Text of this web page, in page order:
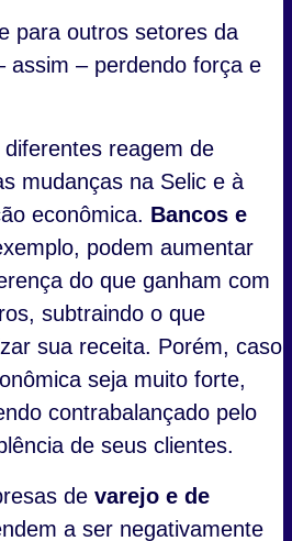
para outros setores da
assim – perdendo força e
reagem de
mudanças na Selic e à
econômica. Bancos e
podem aumentar
do que ganham com
subtraindo o que
sua receita. Porém, caso
seja muito forte,
contrabalançado pelo
de seus clientes.
de varejo e de
a ser negativamente